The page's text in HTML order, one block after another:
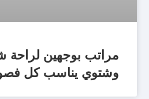
مراتب بوجهين
وشتوي يناسب كل